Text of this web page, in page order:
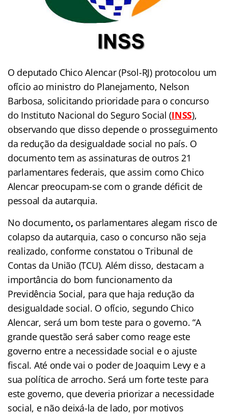
O deputado Chico Alencar (Psol-RJ) protocolou um
ofício ao ministro do Planejamento, Nelson
Barbosa, solicitando prioridade para o concurso
do Instituto Nacional do Seguro Social (INSS),
observando que disso depende o prosseguimento
da redução da desigualdade social no país. O
documento tem as assinaturas de outros 21
parlamentares federais, que assim como Chico
Alencar preocupam-se com o grande déficit de
pessoal da autarquia.
No documento, os parlamentares alegam risco de
colapso da autarquia, caso o concurso não seja
realizado, conforme constatou o Tribunal de
Contas da União (TCU). Além disso, destacam a
importância do bom funcionamento da
Previdência Social, para que haja redução da
desigualdade social. O ofício, segundo Chico
Alencar, será um bom teste para o governo. “A
grande questão será saber como reage este
governo entre a necessidade social e o ajuste
fiscal. Até onde vai o poder de Joaquim Levy e a
sua política de arrocho. Será um forte teste para
este governo, que deveria priorizar a necessidade
social, e não deixá-la de lado, por motivos